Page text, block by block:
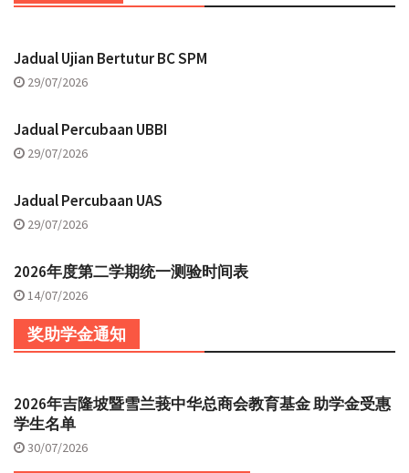
Jadual Ujian Bertutur BC SPM
29/07/2026
Jadual Percubaan UBBI
29/07/2026
Jadual Percubaan UAS
29/07/2026
2026年度第二学期统一测验时间表
14/07/2026
奖助学金通知
2026年吉隆坡暨雪兰莪中华总商会教育基金 助学金受惠
学生名单
30/07/2026